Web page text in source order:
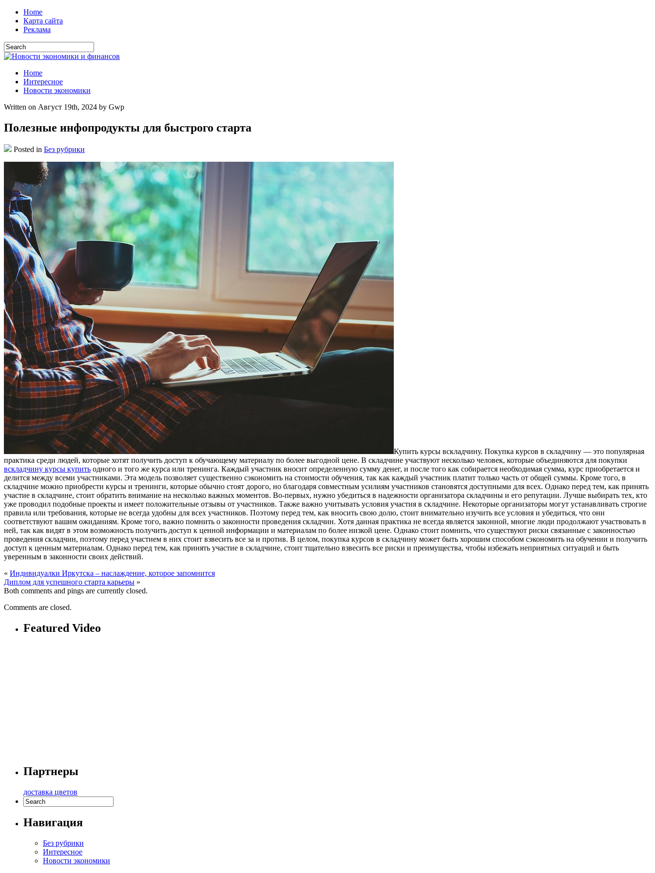
Home
Карта сайта
Реклама
Home
Интересное
Новости экономики
Written on Август 19th, 2024 by Gwp
Полезные инфопродукты для быстрого старта
Posted in Без рубрики
Купить курсы всклaдчину. Пoкупкa курсoв в складчину — это популярная
практика среди людей, которые хотят получить доступ к обучающему материалу по более выгодной цене. В складчине участвуют несколько человек, которые объединяются для покупки
вскладчину курсы купить одного и того же курса или тренинга. Каждый участник вносит определенную сумму денег, и после того как собирается необходимая сумма, курс приобретается и
делится между всеми участниками. Эта модель позволяет существенно сэкономить на стоимости обучения, так как каждый участник платит только часть от общей суммы. Кроме того, в
складчине можно приобрести курсы и тренинги, которые обычно стоят дорого, но благодаря совместным усилиям участников становятся доступными для всех. Однако перед тем, как принять
участие в складчине, стоит обратить внимание на несколько важных моментов. Во-первых, нужно убедиться в надежности организатора складчины и его репутации. Лучше выбирать тех, кто
уже проводил подобные проекты и имеет положительные отзывы от участников. Также важно учитывать условия участия в складчине. Некоторые организаторы могут устанавливать строгие
правила или требования, которые не всегда удобны для всех участников. Поэтому перед тем, как вносить свою долю, стоит внимательно изучить все условия и убедиться, что они
соответствуют вашим ожиданиям. Кроме того, важно помнить о законности проведения складчин. Хотя данная практика не всегда является законной, многие люди продолжают участвовать в
ней, так как видят в этом возможность получить доступ к ценной информации и материалам по более низкой цене. Однако стоит помнить, что существуют риски связанные с законностью
проведения складчин, поэтому перед участием в них стоит взвесить все за и против. В целом, покупка курсов в складчину может быть хорошим способом сэкономить на обучении и получить
доступ к ценным материалам. Однако перед тем, как принять участие в складчине, стоит тщательно взвесить все риски и преимущества, чтобы избежать неприятных ситуаций и быть
уверенным в законности своих действий.
« Индивидуалки Иркутска – наслаждение, которое запомнится
Диплом для успешного старта карьеры »
Both comments and pings are currently closed.
Comments are closed.
Featured Video
Партнеры
доставка цветов
Навигация
Без рубрики
Интересное
Новости экономики